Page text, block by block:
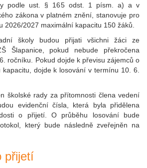
podle ust. § 165 odst. 1 písm. a) a v
zákona v platném znění, stanovuje pro
2026/2027 maximální kapacitu 150 žáků.
školy budou přijati všichni žáci ze
Šlapanice, pokud nebude překročena
ročníku. Pokud dojde k převisu zájemců o
dojde k losování v termínu 10. 6.
školské rady za přítomnosti člena vedení
evidenční čísla, která byla přidělena
o přijetí. O průběhu losování bude
který bude následně zveřejněn na
přijetí